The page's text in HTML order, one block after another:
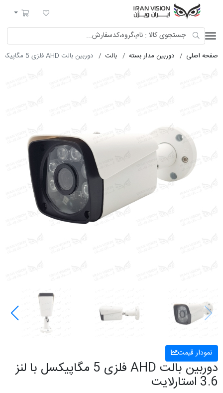
لیست مورد علاقه
سبد خرید
صفحه اصلی دوربین مدار بسته بالت دوربین بالت AHD فلزی 5 مگاپیکسل با لنز 3.6 استارلایت
نمودار قیمت
دوربین بالت AHD فلزی 5 مگاپیکسل با لنز
3.6 استارلایت